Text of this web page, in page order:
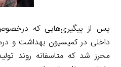
پس از پیگیری‌هایی که
داخلی در کمیسیون بهداشت و
محرز شد که متاسفانه روند